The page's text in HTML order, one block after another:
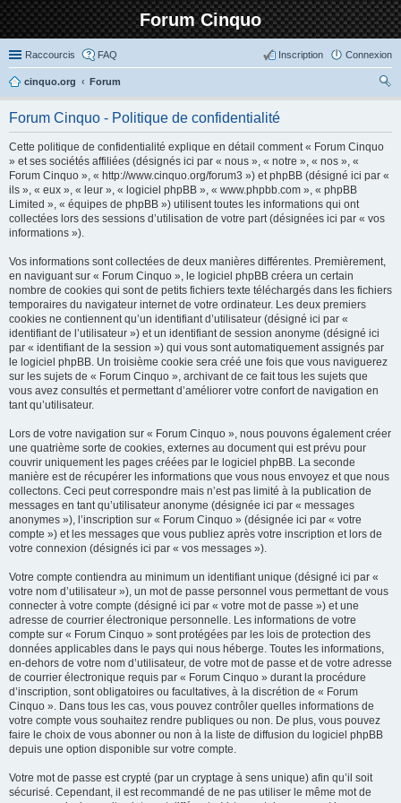
Forum Cinquo
Raccourcis FAQ Connexion
Inscription
cinquo.org
Forum
ch
Forum Cinquo - Politique de confidentialité
Cette politique de confidentialité explique en détail comment « Forum Cinquo
» et ses sociétés affiliées (désignés ici par « nous », « notre », « nos », «
Forum Cinquo », « http://www.cinquo.org/forum3 ») et phpBB (désigné ici par «
ils », « eux », « leur », « logiciel phpBB », « www.phpbb.com », « phpBB
Limited », « équipes de phpBB ») utilisent toutes les informations qui ont
collectées lors des sessions d’utilisation de votre part (désignées ici par « vos
informations »).
Vos informations sont collectées de deux manières différentes. Premièrement,
en naviguant sur « Forum Cinquo », le logiciel phpBB créera un certain
nombre de cookies qui sont de petits fichiers texte téléchargés dans les fichiers
temporaires du navigateur internet de votre ordinateur. Les deux premiers
cookies ne contiennent qu’un identifiant d’utilisateur (désigné ici par «
identifiant de l’utilisateur ») et un identifiant de session anonyme (désigné ici
par « identifiant de la session ») qui vous sont automatiquement assignés par
le logiciel phpBB. Un troisième cookie sera créé une fois que vous naviguerez
sur les sujets de « Forum Cinquo », archivant de ce fait tous les sujets que
vous avez consultés et permettant d’améliorer votre confort de navigation en
tant qu’utilisateur.
Lors de votre navigation sur « Forum Cinquo », nous pouvons également créer
une quatrième sorte de cookies, externes au document qui est prévu pour
couvrir uniquement les pages créées par le logiciel phpBB. La seconde
manière est de récupérer les informations que vous nous envoyez et que nous
collectons. Ceci peut correspondre mais n’est pas limité à la publication de
messages en tant qu’utilisateur anonyme (désignée ici par « messages
anonymes »), l’inscription sur « Forum Cinquo » (désignée ici par « votre
compte ») et les messages que vous publiez après votre inscription et lors de
votre connexion (désignés ici par « vos messages »).
Votre compte contiendra au minimum un identifiant unique (désigné ici par «
votre nom d’utilisateur »), un mot de passe personnel vous permettant de vous
connecter à votre compte (désigné ici par « votre mot de passe ») et une
adresse de courrier électronique personnelle. Les informations de votre
compte sur « Forum Cinquo » sont protégées par les lois de protection des
données applicables dans le pays qui nous héberge. Toutes les informations,
en-dehors de votre nom d’utilisateur, de votre mot de passe et de votre adresse
de courrier électronique requis par « Forum Cinquo » durant la procédure
d’inscription, sont obligatoires ou facultatives, à la discrétion de « Forum
Cinquo ». Dans tous les cas, vous pouvez contrôler quelles informations de
votre compte vous souhaitez rendre publiques ou non. De plus, vous pouvez
faire le choix de vous abonner ou non à la liste de diffusion du logiciel phpBB
depuis une option disponible sur votre compte.
Votre mot de passe est crypté (par un cryptage à sens unique) afin qu’il soit
sécurisé. Cependant, il est recommandé de ne pas utiliser le même mot de